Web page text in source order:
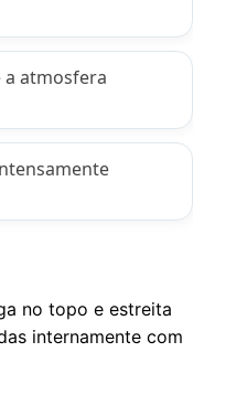
a atmosfera
no topo e estreita
internamente com